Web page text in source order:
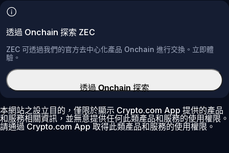
透過 Onchain 探索 ZEC
ZEC 可透過我們的官方去中心化產品 Onchain 進行交換。立即體
驗。
透過 Onchain 探索
本網站之設立目的，僅限於顯示 Crypto.com App 提供的產品
和服務相關資訊，並無意提供任何此類產品和服務的使用權限。
請通過 Crypto.com App 取得此類產品和服務的使用權限。